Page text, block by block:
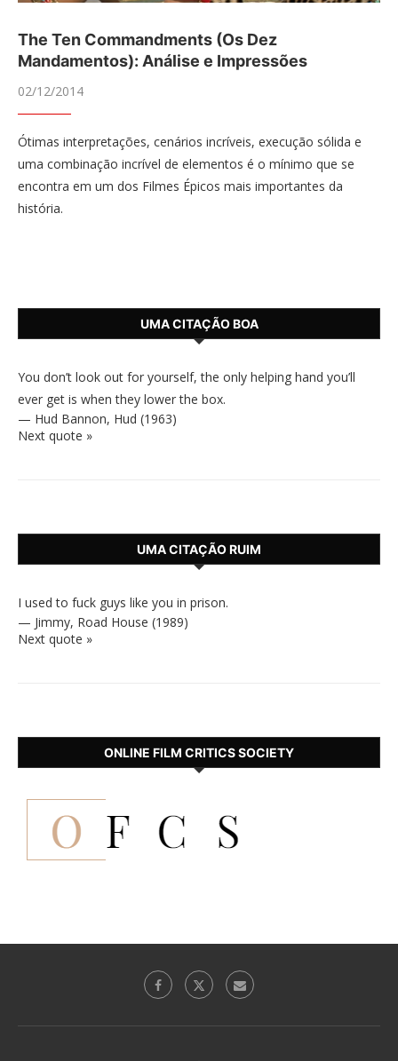
The Ten Commandments (Os Dez
Mandamentos): Análise e Impressões
02/12/2014
Ótimas interpretações, cenários incríveis, execução sólida e
uma combinação incrível de elementos é o mínimo que se
encontra em um dos Filmes Épicos mais importantes da
história.
UMA CITAÇÃO BOA
You don’t look out for yourself, the only helping hand you’ll
ever get is when they lower the box.
— Hud Bannon, Hud (1963)
Next quote »
UMA CITAÇÃO RUIM
I used to fuck guys like you in prison.
— Jimmy, Road House (1989)
Next quote »
ONLINE FILM CRITICS SOCIETY